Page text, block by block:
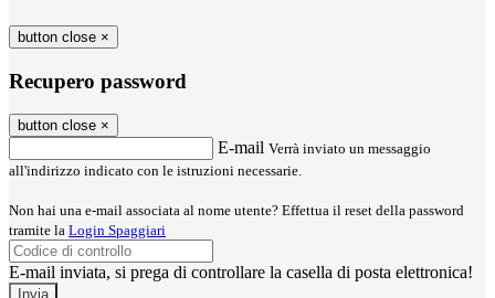
button close ×
Recupero password
button close ×
E-mail Verrà inviato un messaggio
all'indirizzo indicato con le istruzioni necessarie.
Non hai una e-mail associata al nome utente? Effettua il reset della password
tramite la Login Spaggiari
E-mail inviata, si prega di controllare la casella di posta elettronica!